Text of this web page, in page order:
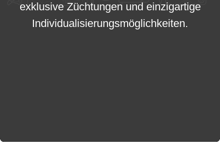
exklusive Züchtungen und einzigartige
Individualisierungsmöglichkeiten.